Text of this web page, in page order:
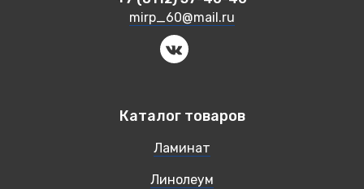
mirp_60@mail.ru
Каталог товаров
Ламинат
Линолеум